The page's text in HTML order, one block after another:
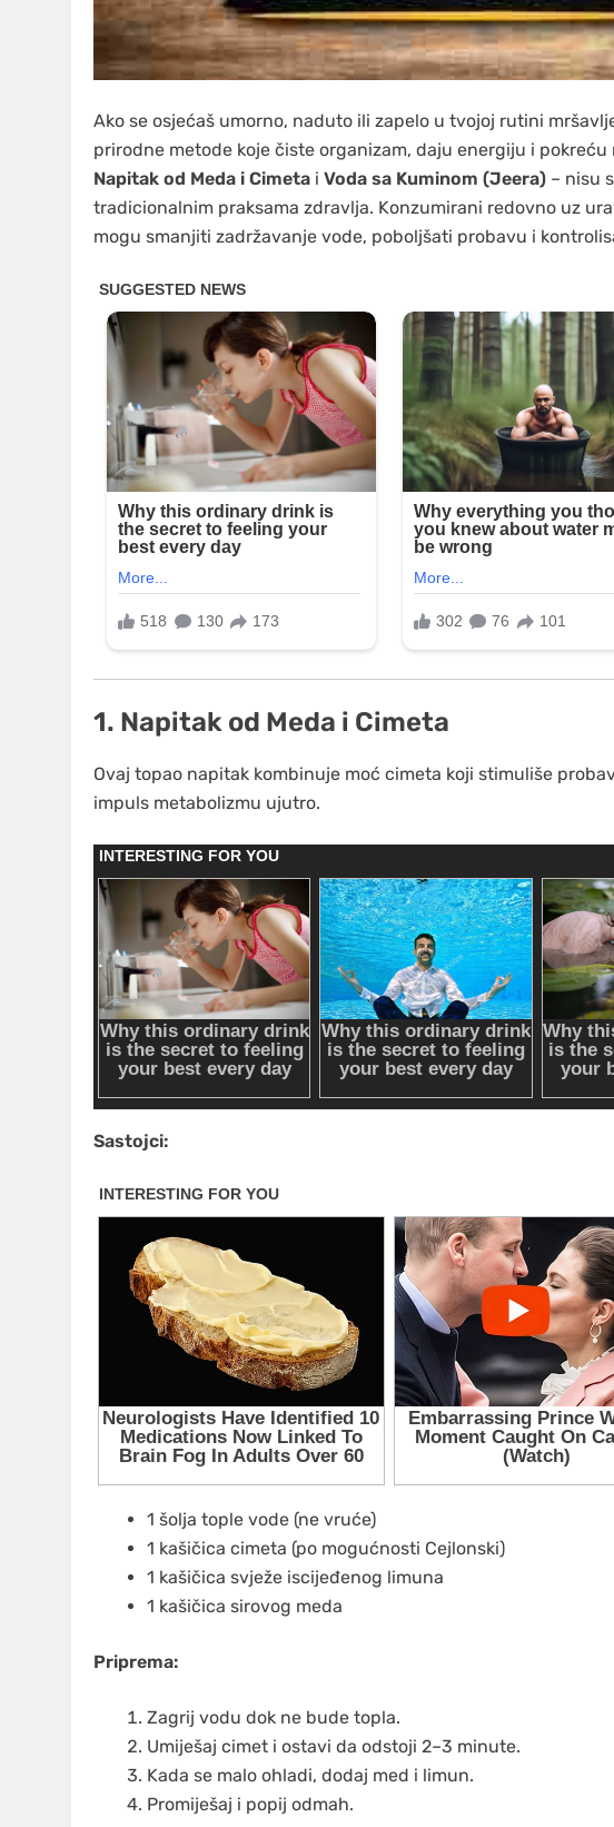
Ako se osjećaš umorno, naduto ili zapelo u tvojoj rutini
prirodne metode koje čiste organizam, daju energiju i
Napitak od Meda i Cimeta i Voda sa Kuminom (Jeera) – nisu
tradicionalnim praksama zdravlja. Konzumirani redovno uz
mogu smanjiti zadržavanje vode, poboljšati probavu i
1. Napitak od Meda i Cimeta
Ovaj topao napitak kombinuje moć cimeta koji stimuliše
impuls metabolizmu ujutro.
Sastojci:
1 šolja tople vode (ne vruće)
1 kašičica cimeta (po mogućnosti Cejlonski)
1 kašičica svježe iscijeđenog limuna
1 kašičica sirovog meda
Priprema:
Zagrij vodu dok ne bude topla.
Umiješaj cimet i ostavi da odstoji 2–3 minute.
Kada se malo ohladi, dodaj med i limun.
Promiješaj i popij odmah.